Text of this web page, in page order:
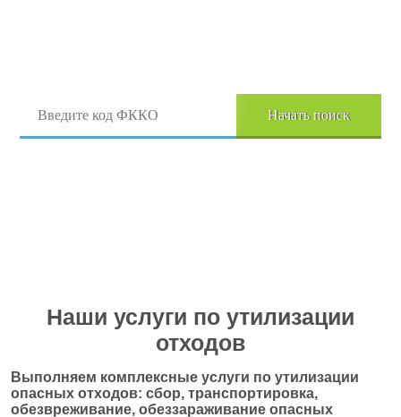
Начать поиск
Наши услуги по утилизации
отходов
Выполняем комплексные услуги по утилизации
опасных отходов: сбор, транспортировка,
обезвреживание, обеззараживание опасных